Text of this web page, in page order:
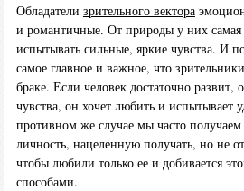
Обладатели зрительного вектора
и романтичные. От природы у них самая
испытывать сильные, яркие чувства. И
самое главное и важное, что
браке. Если человек достаточно развит,
чувства, он хочет любить и испытывает
противном же случае мы часто
личность, нацеленную получать, но не
чтобы любили только ее и добивается
способами.